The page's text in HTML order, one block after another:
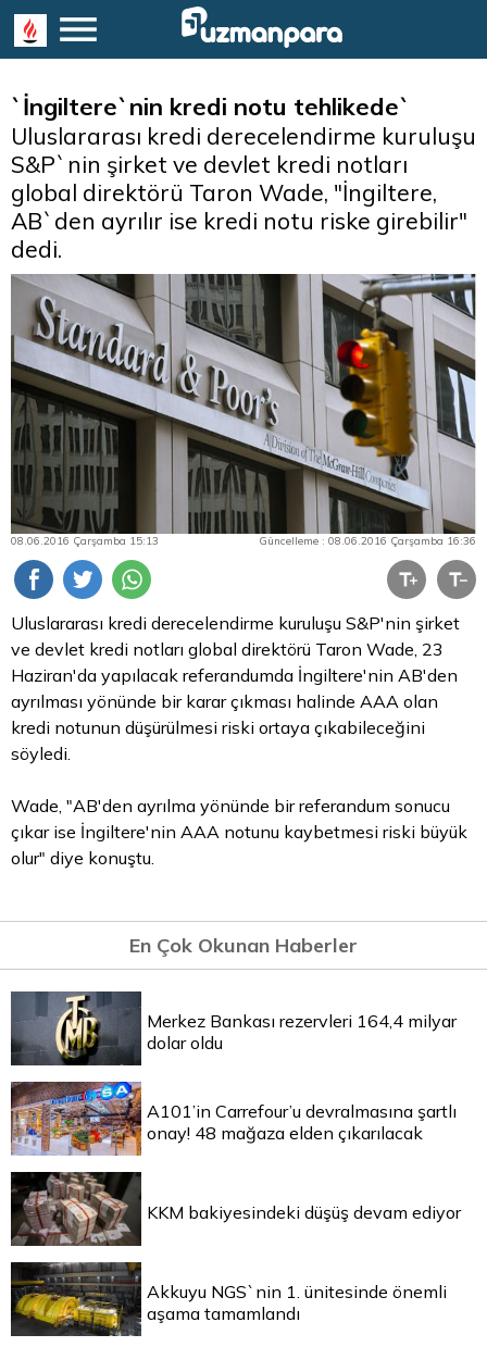
`İngiltere`nin kredi notu tehlikede`
Uluslararası kredi derecelendirme kuruluşu
S&P`nin şirket ve devlet kredi notları
global direktörü Taron Wade, "İngiltere,
AB`den ayrılır ise kredi notu riske girebilir"
dedi.
08.06.2016 Çarşamba 15:13 Güncelleme : 08.06.2016 Çarşamba 16:36
Uluslararası kredi derecelendirme kuruluşu S&P'nin şirket
ve devlet kredi notları global direktörü Taron Wade, 23
Haziran'da yapılacak referandumda İngiltere'nin AB'den
ayrılması yönünde bir karar çıkması halinde AAA olan
kredi notunun düşürülmesi riski ortaya çıkabileceğini
söyledi.
Wade, "AB'den ayrılma yönünde bir referandum sonucu
çıkar ise İngiltere'nin AAA notunu kaybetmesi riski büyük
olur" diye konuştu.
En Çok Okunan Haberler
Merkez Bankası rezervleri 164,4 milyar
dolar oldu
A101’in Carrefour’u devralmasına şartlı
onay! 48 mağaza elden çıkarılacak
KKM bakiyesindeki düşüş devam ediyor
Akkuyu NGS`nin 1. ünitesinde önemli
aşama tamamlandı